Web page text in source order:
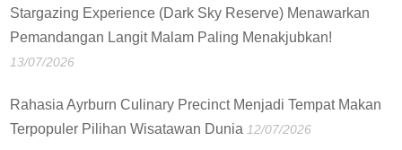
Stargazing Experience (Dark Sky Reserve) Menawarkan
Pemandangan Langit Malam Paling Menakjubkan!
13/07/2026
Rahasia Ayrburn Culinary Precinct Menjadi Tempat Makan
Terpopuler Pilihan Wisatawan Dunia 12/07/2026